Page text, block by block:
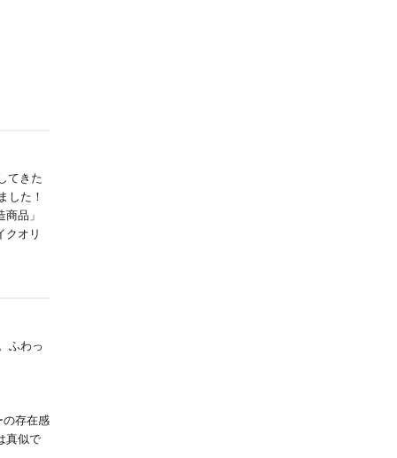
てきた
した！
品」
クオリ
ふわっ
の存在感
真似で